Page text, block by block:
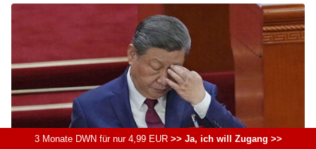
3 Monate DWN für nur 4,99 EUR>> Ja, ich will Zugang >>